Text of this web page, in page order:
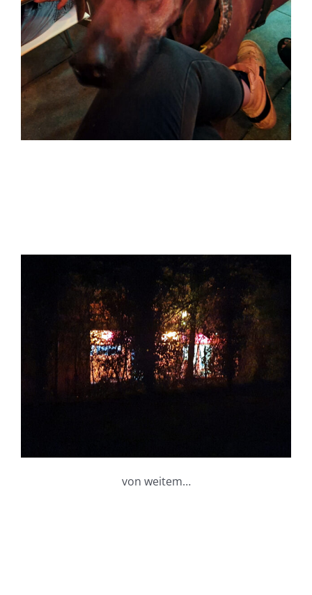
von weitem…